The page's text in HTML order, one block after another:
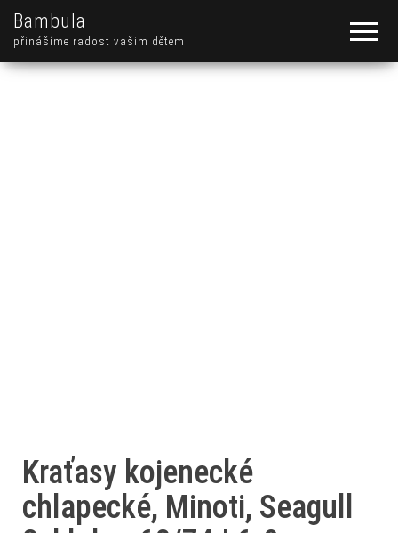
Bambula
přinášíme radost vašim dětem
Kraťasy kojenecké
chlapecké, Minoti, Seagull